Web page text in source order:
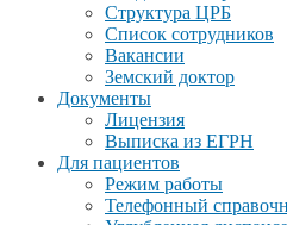
Структура ЦРБ
Список сотрудников
Вакансии
Земский доктор
Документы
Лицензия
Выписка из ЕГРН
Для пациентов
Режим работы
Телефонный